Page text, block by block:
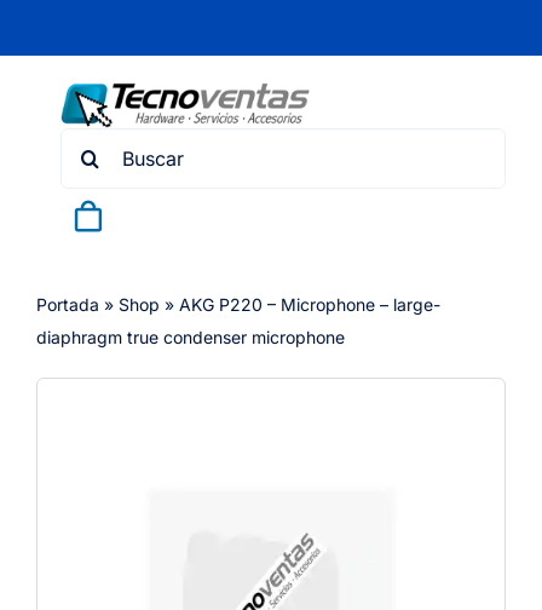
content
Search
Portada » Shop » AKG P220 – Microphone – large-
diaphragm true condenser microphone